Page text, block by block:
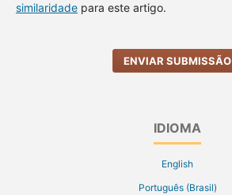
similaridadepara este artigo.
ENVIAR SUBMISSÃO
IDIOMA
English
Português (Brasil)